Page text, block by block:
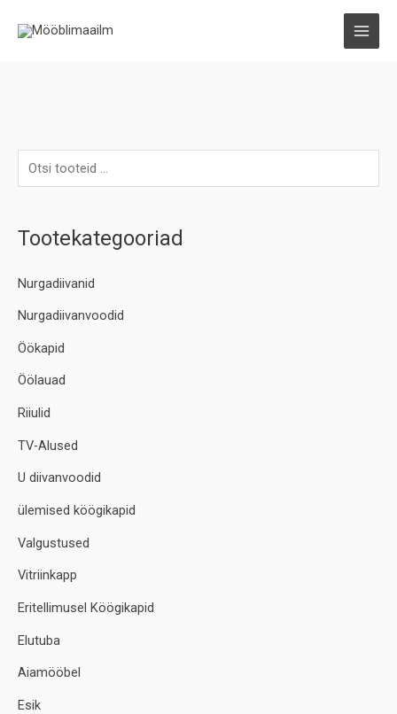
Tootekategooriad
Nurgadiivanid
Nurgadiivanvoodid
Öökapid
Öölauad
Riiulid
TV-Alused
U diivanvoodid
ülemised köögikapid
Valgustused
Vitriinkapp
Eritellimusel Köögikapid
Elutuba
Aiamööbel
Esik